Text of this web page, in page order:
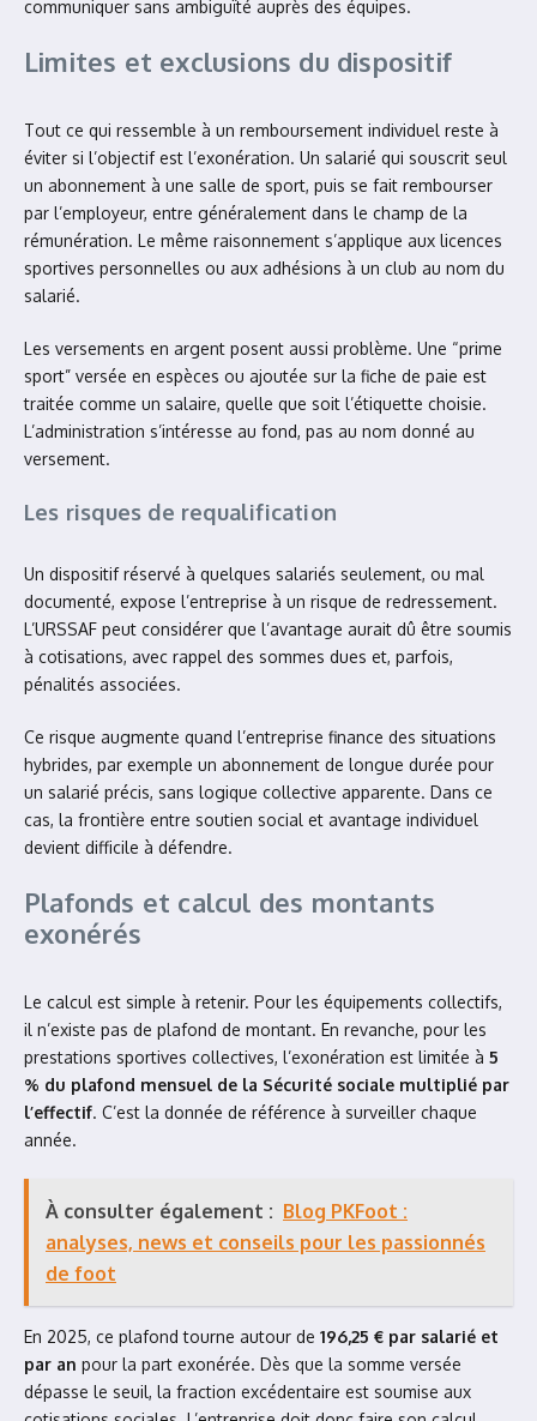
communiquer sans ambiguïté auprès des équipes.
Limites et exclusions du dispositif
Tout ce qui ressemble à un remboursement individuel reste à
éviter si l’objectif est l’exonération. Un salarié qui souscrit seul
un abonnement à une salle de sport, puis se fait rembourser
par l’employeur, entre généralement dans le champ de la
rémunération. Le même raisonnement s’applique aux licences
sportives personnelles ou aux adhésions à un club au nom du
salarié.
Les versements en argent posent aussi problème. Une “prime
sport” versée en espèces ou ajoutée sur la fiche de paie est
traitée comme un salaire, quelle que soit l’étiquette choisie.
L’administration s’intéresse au fond, pas au nom donné au
versement.
Les risques de requalification
Un dispositif réservé à quelques salariés seulement, ou mal
documenté, expose l’entreprise à un risque de redressement.
L’URSSAF peut considérer que l’avantage aurait dû être soumis
à cotisations, avec rappel des sommes dues et, parfois,
pénalités associées.
Ce risque augmente quand l’entreprise finance des situations
hybrides, par exemple un abonnement de longue durée pour
un salarié précis, sans logique collective apparente. Dans ce
cas, la frontière entre soutien social et avantage individuel
devient difficile à défendre.
Plafonds et calcul des montants
exonérés
Le calcul est simple à retenir. Pour les équipements collectifs,
il n’existe pas de plafond de montant. En revanche, pour les
prestations sportives collectives, l’exonération est limitée à 5
% du plafond mensuel de la Sécurité sociale multiplié par
l’effectif. C’est la donnée de référence à surveiller chaque
année.
À consulter également : Blog PKFoot :
analyses, news et conseils pour les passionnés
de foot
En 2025, ce plafond tourne autour de 196,25 € par salarié et
par an pour la part exonérée. Dès que la somme versée
dépasse le seuil, la fraction excédentaire est soumise aux